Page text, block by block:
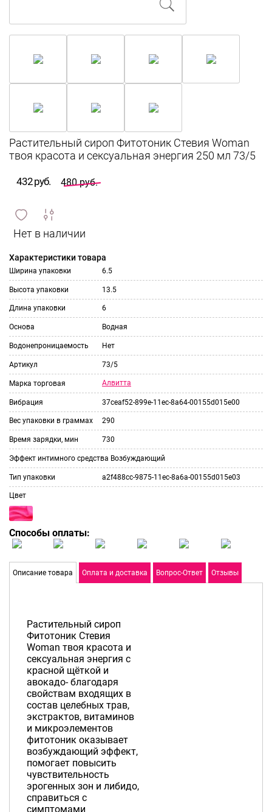
432 руб. 480 руб.
и
сравнить
ИЗБРАННОЕ
Характеристики товара
Ширина упаковки 6.5
Высота упаковки 13.5
Длина упаковки 6
Основа Водная
Водонепроницаемость Нет
Артикул 73/5
Марка торговая Алвитта
Вибрация 37ceaf52-899e-11ec-8a64-00155d015e00
Вес упаковки в граммах 290
Время зарядки, мин 730
Эффект интимного средства Возбуждающий
Тип упаковки a2f488cc-9875-11ec-8a6a-00155d015e03
Цвет
Способы оплаты:
Описание товара Оплата и доставка Вопрос-Ответ Отзывы
Растительный сироп
Фитотоник Стевия
Woman твоя красота и
сексуальная энергия с
красной щёткой и
авокадо- благодаря
свойствам входящих в
состав целебных трав,
экстрактов, витаминов
и микроэлементов
фитотоник оказывает
возбуждающий эффект,
помогает повысить
чувствительность
эрогенных зон и либидо,
справиться с
симптомами